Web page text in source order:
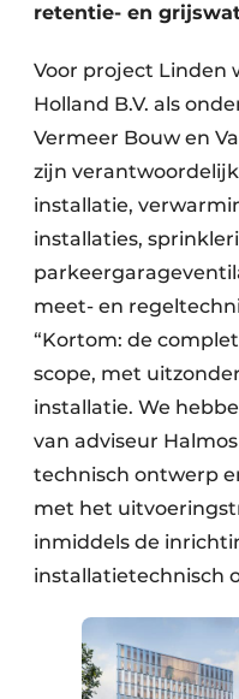
retentie- en
Voor project Linden
Holland B.V. als
Vermeer Bouw en
zijn
installatie,
installaties,
meet- en
“Kortom: de
scope, met
installatie. We
van adviseur
technisch ontwerp
met het
inmiddels de
installatietechnisch